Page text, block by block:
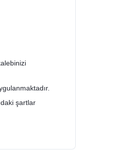
şartlar